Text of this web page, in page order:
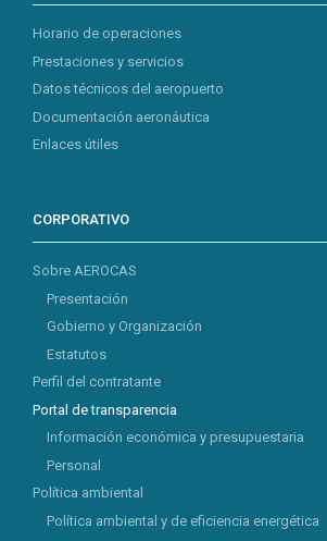
Horario de operaciones
Prestaciones y servicios
Datos técnicos del aeropuerto
Documentación aeronáutica
Enlaces útiles
CORPORATIVO
Sobre AEROCAS
Presentación
Gobierno y Organización
Estatutos
Perfil del contratante
Portal de transparencia
Información económica y presupuestaria
Personal
Política ambiental
Política ambiental y de eficiencia energética